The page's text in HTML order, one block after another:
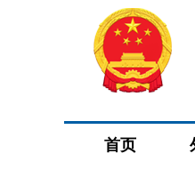
首页